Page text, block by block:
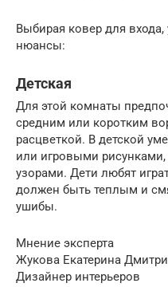
Выбирая ковер для
нюансы:
Детская
Для этой комнаты
средним или коротким
расцветкой. В детской
или игровыми
узорами. Дети любят
должен быть теплым и
ушибы.
Мнение эксперта
Жукова Екатерина
Дизайнер интерьеров